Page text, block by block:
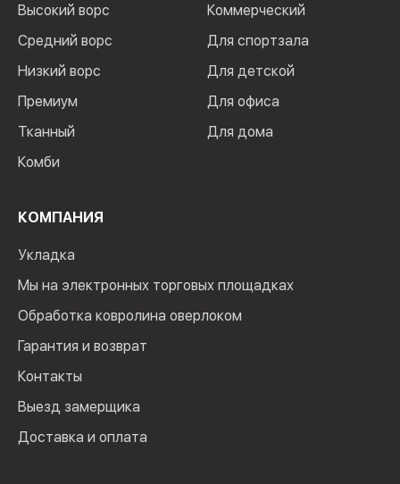
Высокий ворс
Средний ворс
Низкий ворс
Премиум
Тканный
Комби
Коммерческий
Для спортзала
Для детской
Для офиса
Для дома
КОМПАНИЯ
Укладка
Мы на электронных торговых площадках
Обработка ковролина оверлоком
Гарантия и возврат
Контакты
Выезд замерщика
Доставка и оплата